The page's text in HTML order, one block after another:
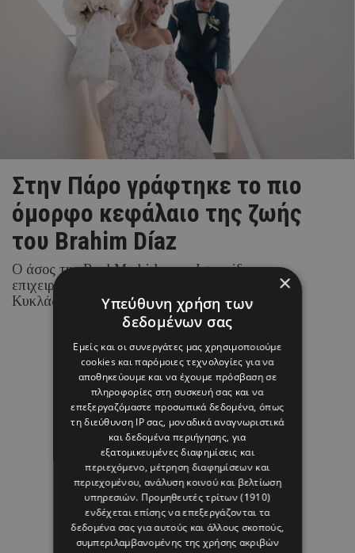
Στην Πάρο γράφτηκε το πιο
όμορφο κεφάλαιο της ζωής
του Brahim Díaz
Ο άσος της Real Madrid και η Ισπανίδα
επιχειρηματίας και content creator επέλεξαν τις
Κυκλάδες για την ιδιαίτερη αυτή περίσταση.
08 ΑΥΓΟΥΣΤΟΥ 26 - 17:01
Margarita Psichi
×
Υπεύθυνη χρήση των
δεδομένων σας
Εμείς και οι συνεργάτες μας χρησιμοποιούμε
cookies και παρόμοιες τεχνολογίες για να
αποθηκεύουμε και να έχουμε πρόσβαση σε
πληροφορίες στη συσκευή σας και να
επεξεργαζόμαστε προσωπικά δεδομένα, όπως
τη διεύθυνση IP σας, μοναδικά αναγνωριστικά
και δεδομένα περιήγησης, για
εξατομικευμένες διαφημίσεις και
περιεχόμενο, μέτρηση διαφημίσεων και
περιεχομένου, ανάλυση κοινού και βελτίωση
υπηρεσιών. Προμηθευτές τρίτων (1910)
ενδέχεται επίσης να επεξεργάζονται τα
δεδομένα σας για αυτούς και άλλους σκοπούς,
συμπεριλαμβανομένης της χρήσης ακριβών